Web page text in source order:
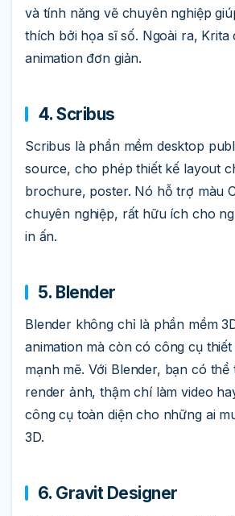
và tính năng vẽ chuyên nghiệp
thích bởi họa sĩ số. Ngoài ra, Krita
animation đơn giản.
4. Scribus
Scribus là phần mềm desktop
source, cho phép thiết kế layout
brochure, poster. Nó hỗ trợ màu
chuyên nghiệp, rất hữu ích cho
in ấn.
5. Blender
Blender không chỉ là phần mềm
animation mà còn có công cụ
mạnh mẽ. Với Blender, bạn có thể
render ảnh, thậm chí làm video
công cụ toàn diện cho những ai
3D.
6. Gravit Designer